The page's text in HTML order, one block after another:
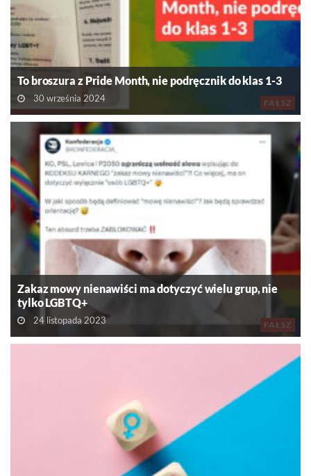
FAŁSZ
To broszura z Pride Month, nie podręcznik do klas 1-3
30 września 2024
FAŁSZ
Zakaz mowy nienawiści ma dotyczyć wielu grup, nie
tylko LGBTQ+
24 listopada 2023